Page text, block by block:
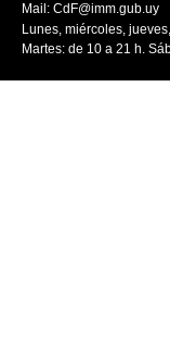
Mail: CdF@imm.gub.uy
Lunes, miércoles,
Martes: de 10 a 21 h.